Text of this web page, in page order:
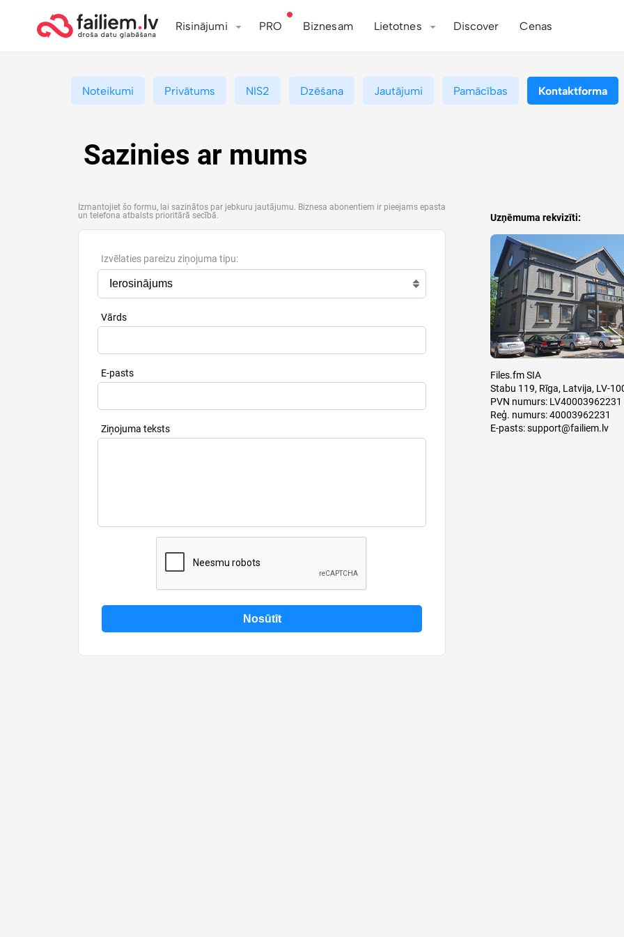
Risinājumi PRO Biznesam Lietotnes Discover Cenas
Noteikumi Privātums NIS2 Dzēšana Jautājumi Pamācības Kontaktforma
Sazinies ar mums
Izmantojiet šo formu, lai sazinātos par jebkuru jautājumu. Biznesa abonentiem ir pieejams epasta
un telefona atbalsts prioritārā secībā.
Izvēlaties pareizu ziņojuma tipu:
Vārds
E-pasts
Ziņojuma teksts
Uzņēmuma rekvizīti:
Files.fm SIA
Stabu 119, Rīga, Latvija, LV-
PVN numurs: LV40003962231
Reģ. numurs: 40003962231
E-pasts:support@failiem.lv